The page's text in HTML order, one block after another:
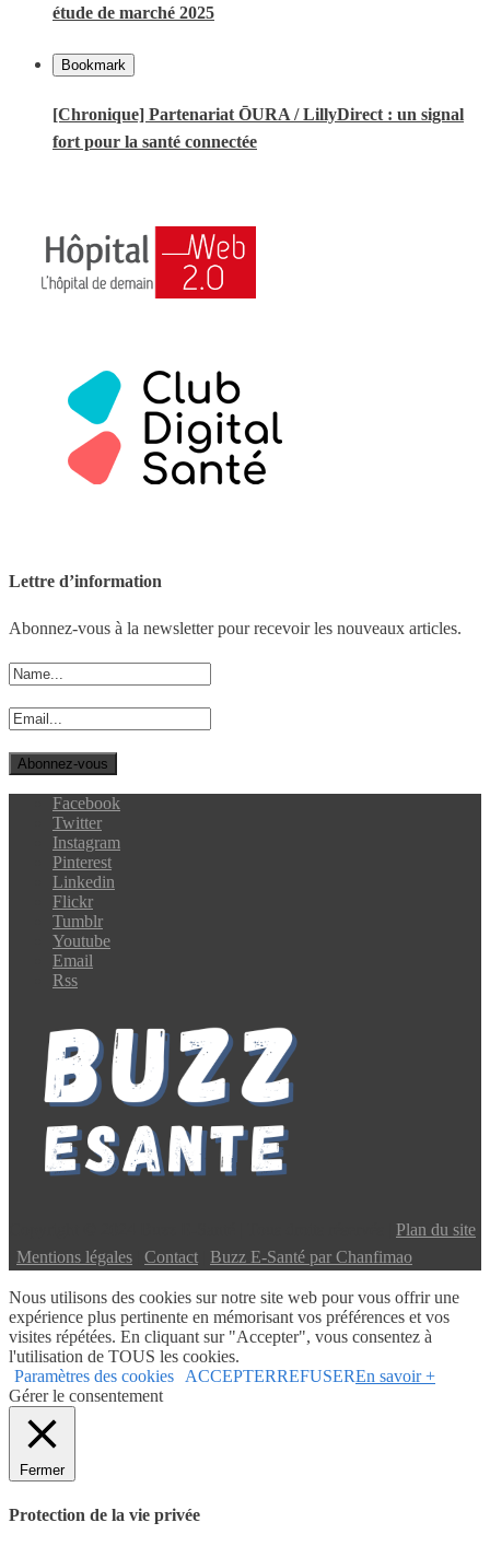
étude de marché 2025
Bookmark
[Chronique] Partenariat ŌURA / LillyDirect : un signal
fort pour la santé connectée
Lettre d’information
Abonnez-vous à la newsletter pour recevoir les nouveaux articles.
Facebook
Twitter
Instagram
Pinterest
Linkedin
Flickr
Tumblr
Youtube
Email
Rss
Plan du site
Mentions légales Contact Buzz E-Santé par Chanfimao
Nous utilisons des cookies sur notre site web pour vous offrir une
expérience plus pertinente en mémorisant vos préférences et vos
visites répétées. En cliquant sur "Accepter", vous consentez à
l'utilisation de TOUS les cookies.
Paramètres des cookies ACCEPTERREFUSEREn savoir +
Gérer le consentement
Fermer
Protection de la vie privée